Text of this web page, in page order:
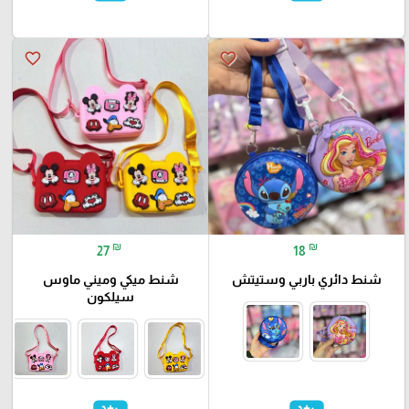
favorite_border
18 ₪
شنط دائري باربي وستيتش
favorite_border
27 ₪
شنط ميكي وميني ماوس
سيلكون